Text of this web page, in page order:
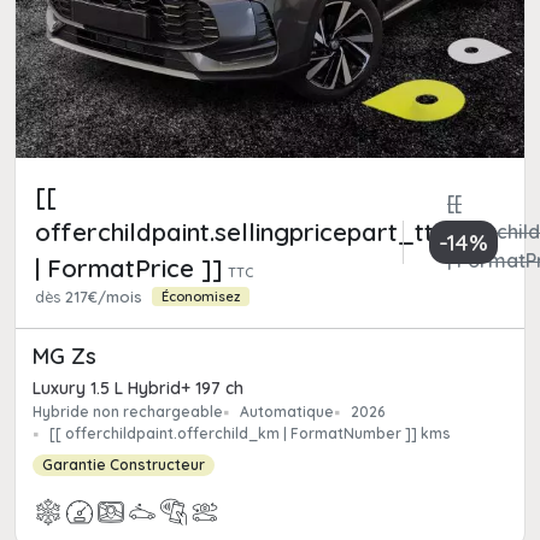
[[
offerchildpaint.sellingpricepart_ttc
| FormatPrice ]] TTC
[[
|
dès 217€/mois Économisez
-14%
MG Zs
Luxury 1.5 L Hybrid+ 197 ch
Hybride non rechargeable Automatique
2026
[[ offerchildpaint.offerchild_km | FormatNumber ]] kms
Garantie Constructeur